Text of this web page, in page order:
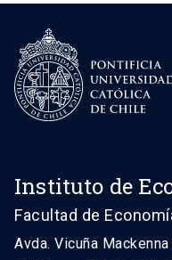
Instituto de
Facultad de
Avda. Vicuña